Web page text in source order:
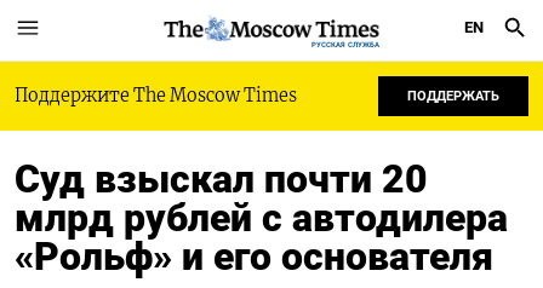
РУССКАЯ СЛУЖБА
EN
Поддержите The Moscow Times ПОДДЕРЖАТЬ
Суд взыскал почти 20
млрд рублей с автодилера
«Рольф» и его основателя